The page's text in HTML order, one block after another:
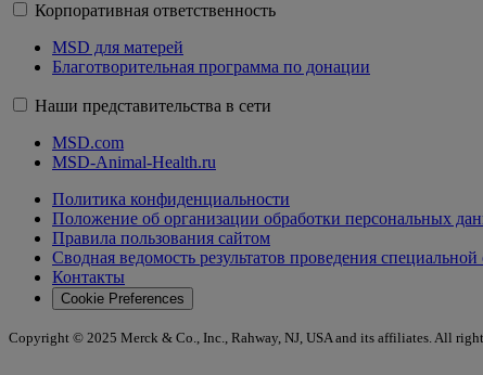
Корпоративная ответственность
MSD для матерей
Благотворительная программа по донации
Наши представительства в сети
MSD.com
MSD-Animal-Health.ru
Политика конфиденциальности
Положение об организации обработки персональных
Правила пользования сайтом
Сводная ведомость результатов проведения
Контакты
Cookie Preferences
Copyright © 2025 Merck & Co., Inc., Rahway, NJ, USA and its affiliates. All